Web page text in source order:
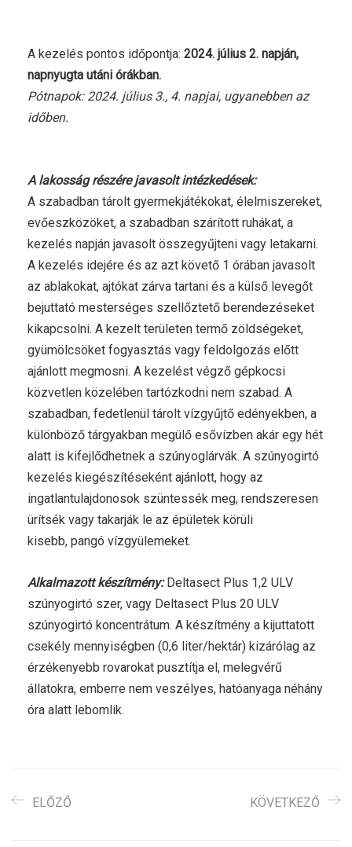
A kezelés pontos időpontja: 2024. július 2. napján,
napnyugta utáni órákban.
Pótnapok: 2024. július 3., 4. napjai, ugyanebben az
időben.
A lakosság részére javasolt intézkedések:
A szabadban tárolt gyermekjátékokat, élelmiszereket,
evőeszközöket, a szabadban szárított ruhákat, a
kezelés napján javasolt összegyűjteni vagy letakarni.
A kezelés idejére és az azt követő 1 órában javasolt
az ablakokat, ajtókat zárva tartani és a külső levegőt
bejuttató mesterséges szellőztető berendezéseket
kikapcsolni. A kezelt területen termő zöldségeket,
gyümölcsöket fogyasztás vagy feldolgozás előtt
ajánlott megmosni. A kezelést végző gépkocsi
közvetlen közelében tartózkodni nem szabad. A
szabadban, fedetlenül tárolt vízgyűjtő edényekben, a
különböző tárgyakban megülő esővízben akár egy hét
alatt is kifejlődhetnek a szúnyoglárvák. A szúnyogirtó
kezelés kiegészítéseként ajánlott, hogy az
ingatlantulajdonosok szüntessék meg, rendszeresen
ürítsék vagy takarják le az épületek körüli
kisebb, pangó vízgyülemeket.
Alkalmazott készítmény:Deltasect Plus 1,2 ULV
szúnyogirtó szer, vagy Deltasect Plus 20 ULV
szúnyogirtó koncentrátum. A készítmény a kijuttatott
csekély mennyiségben (0,6 liter/hektár) kizárólag az
érzékenyebb rovarokat pusztítja el, melegvérű
állatokra, emberre nem veszélyes, hatóanyaga néhány
óra alatt lebomlik.
ELŐZŐ KÖVETKEZŐ